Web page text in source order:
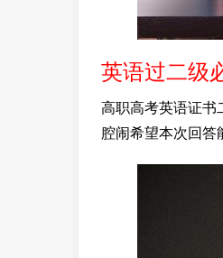
英语过二级
高职高考英语证书
腔闹希望本次回答